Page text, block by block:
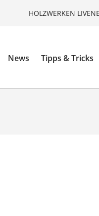
HOLZWERKEN LIVE
News Tipps & Tricks